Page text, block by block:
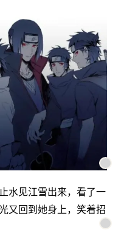
见江雪出来，看了一
又回到她身上，笑着招